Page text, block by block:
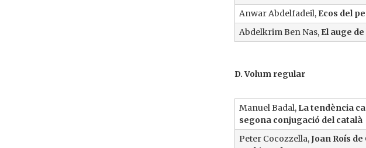
Anwar Abdelfadeil, Ecos del
Abdelkrim Ben Nas, El auge
D. Volum regular
Manuel Badal, La tendència
segona conjugació del català
Peter Cocozzella,Joan Roís